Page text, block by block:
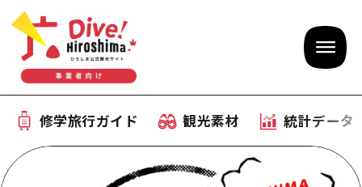
修学旅行ガイド 観光素材 統計データ
修学旅行ガイド
テーマで学ぶ広島
観光素材